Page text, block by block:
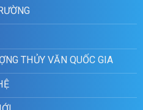
THỦY VĂN QUỐC GIA